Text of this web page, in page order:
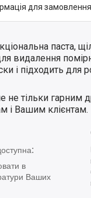
для замовлення
паста,
видалення
і підходить для
не тільки гарним
і Вашим клієнтам.
:
в
Ваших